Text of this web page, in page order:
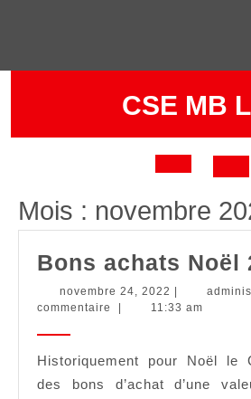
CSE MB
Button
Mois : novembre
Bons achats Noël
novembre 24, 2022 novembre
24,
commentaire
11:33 am
Historiquement pour Noël le
des bons d’achat d’une